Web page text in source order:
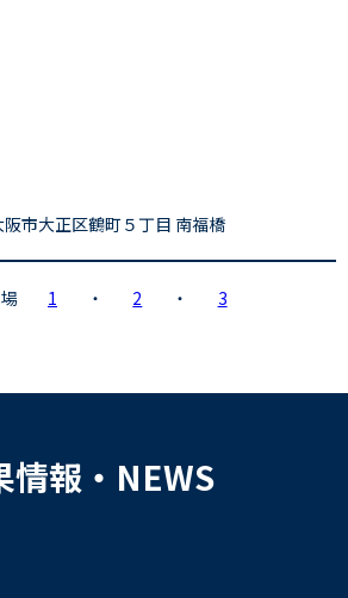
市大正区鶴町５丁目 南福橋
1 ・ 2 ・ 3
情報・NEWS